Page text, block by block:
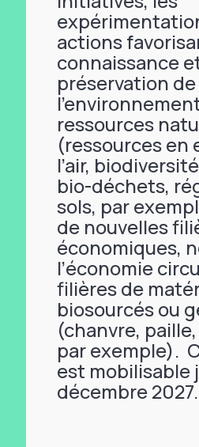
actions
connaissance
préservation de
ressources
(ressources en
l’air,
bio-déchets,
sols, par
de nouvelles
économiques,
l’économie
filières de
biosourcés ou
(chanvre,
par exemple).
est mobilisable
décembre 2027.